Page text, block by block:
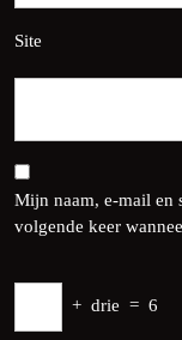
Site
Mijn naam, e-mail en
volgende keer
+ drie = 6